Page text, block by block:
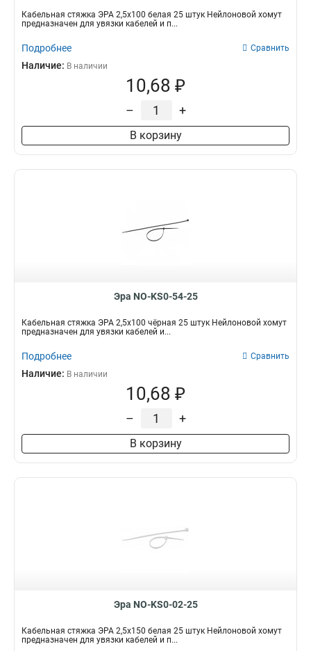
Кабельная стяжка ЭРА 2,5х100 белая 25 штук Нейлоновой хомут
предназначен для увязки кабелей и п...
Подробнее Сравнить
Наличие: В наличии
10,68 ₽
– +
В корзину
Эра NO-KS0-54-25
Кабельная стяжка ЭРА 2,5х100 чёрная 25 штук Нейлоновой хомут
предназначен для увязки кабелей и...
Подробнее Сравнить
Наличие: В наличии
10,68 ₽
– +
В корзину
Эра NO-KS0-02-25
Кабельная стяжка ЭРА 2,5х150 белая 25 штук Нейлоновой хомут
предназначен для увязки кабелей и п...